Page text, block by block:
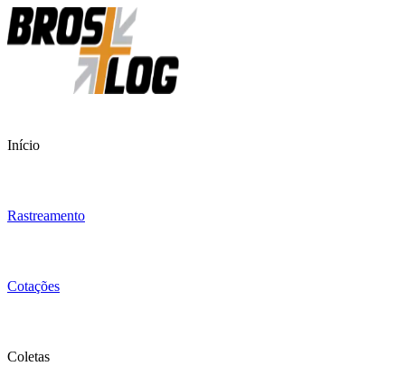
Início
Rastreamento
Cotações
Coletas